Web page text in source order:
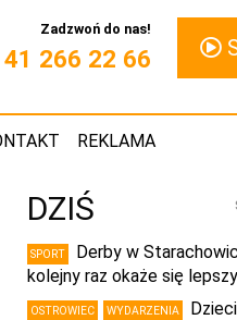
Zadzwoń do nas!
266 22 66
REKLAMA
DZIŚ
SPORT
Derby w
kolejny raz okaże się
OSTROWIEC WYDARZENIA